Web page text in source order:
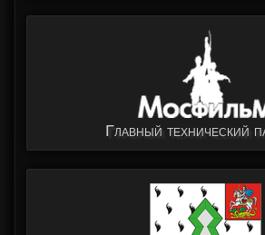
Главный технический